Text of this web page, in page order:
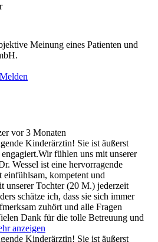
Meinung eines Patienten und
Melden
vor 3 Monaten
Kinderärztin! Sie ist äußerst
fühlen uns mit unserer
Wessel ist eine hervorragende
kompetent und
unserer Tochter (20 M.) jederzeit
schätze ich, dass sie sich immer
zuhört und alle Fragen
Dank für die tolle Betreuung und
anzeigen
Kinderärztin! Sie ist äußerst